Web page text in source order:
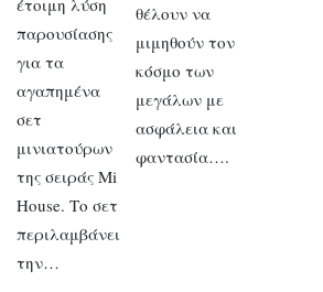
έτοιμη λύση
παρουσίασης
για τα
αγαπημένα
σετ
μινιατούρων
της σειράς Mi
House. Το σετ
περιλαμβάνει
την…
θέλουν να
μιμηθούν τον
κόσμο των
μεγάλων με
ασφάλεια και
φαντασία….